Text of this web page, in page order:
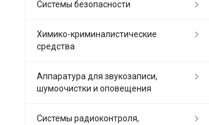
Системы безопасности
Химико-криминалистические
средства
Аппаратура для звукозаписи,
шумоочистки и оповещения
Системы радиоконтроля,